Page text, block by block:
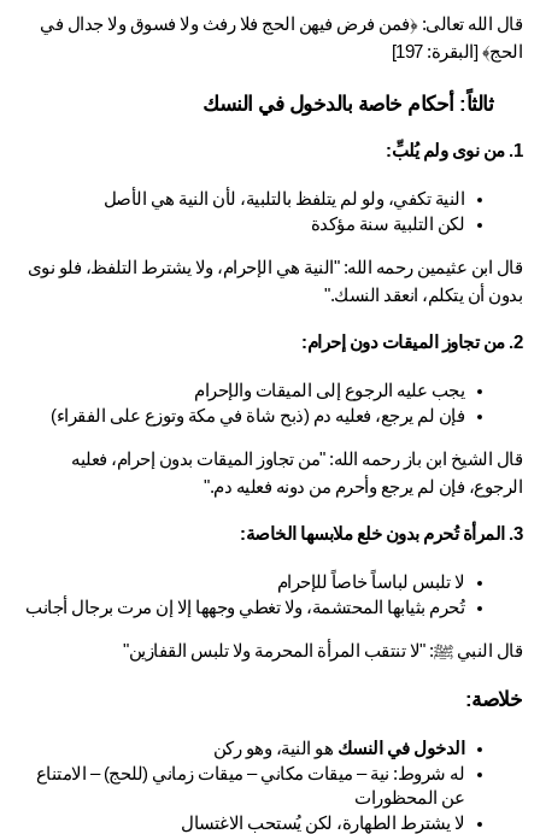
قال الله تعالى: ﴿فمن فرض فيهن الحج فلا رفث ولا فسوق ولا جدال في
[البقرة: 197]
ثالثاً: أحكام خاصة بالدخول في النسك
النية تكفي، ولو لم يتلفظ بالتلبية، لأن النية هي الأصل
لكن التلبية سنة مؤكدة
أن يتكلم، انعقد النسك."
يجب عليه الرجوع إلى الميقات والإحرام
فإن لم يرجع، فعليه دم (ذبح شاة في مكة وتوزع على الفقراء)
قال الشيخ ابن باز رحمه الله: "من تجاوز الميقات بدون إحرام، فعليه
فإن لم يرجع وأحرم من دونه فعليه دم."
لا تلبس لباساً خاصاً للإحرام
تُحرم بثيابها المحتشمة، ولا تغطي وجهها إلا إن مرت برجال أجانب
النبي ﷺ: "لا تنتقب المرأة المحرمة ولا تلبس القفازين"
الدخول في النسك هو النية، وهو ركن
له شروط: نية – ميقات مكاني – ميقات زماني (للحج) – الامتناع
عن المحظورات
لا يشترط الطهارة، لكن يُستحب الاغتسال